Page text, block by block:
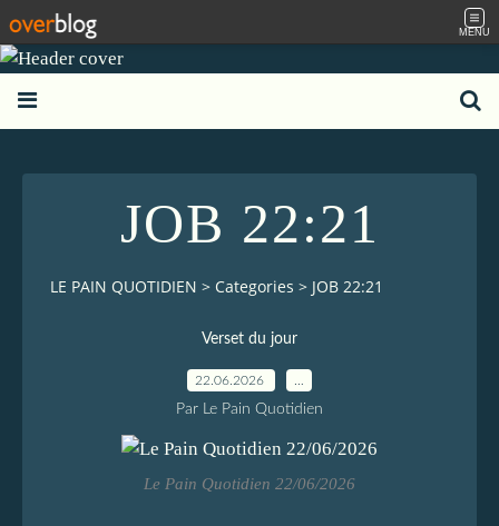
MENU
JOB 22:21
LE PAIN QUOTIDIEN > Categories > JOB 22:21
Verset du jour
22.06.2026
Par Le Pain Quotidien
Le Pain Quotidien 22/06/2026